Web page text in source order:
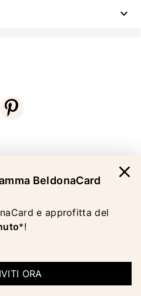
CG|PROTEZIONE DEI DATI
BeldonaCard
e approfitta del
*!
ORA
close